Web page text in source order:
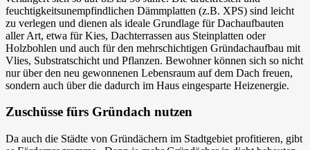
feuchtigkeitsunempfindlichen Dämmplatten (z.B. XPS) sind leicht
zu verlegen und dienen als ideale Grundlage für Dachaufbauten
aller Art, etwa für Kies, Dachterrassen aus Steinplatten oder
Holzbohlen und auch für den mehrschichtigen Gründachaufbau mit
Vlies, Substratschicht und Pflanzen. Bewohner können sich so nicht
nur über den neu gewonnenen Lebensraum auf dem Dach freuen,
sondern auch über die dadurch im Haus eingesparte Heizenergie.
Zuschüsse fürs Gründach nutzen
Da auch die Städte von Gründächern im Stadtgebiet profitieren, gibt